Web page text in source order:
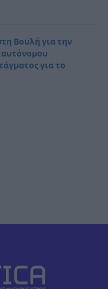
Βουλή για την
για το